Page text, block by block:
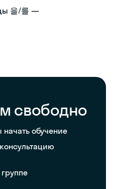
을/를 —
свободно
начать обучение